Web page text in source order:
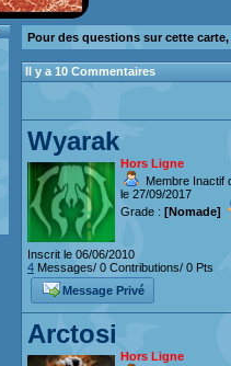
Pour des questions sur cette
Il y a 10 Commentaires
Wyarak
Hors Ligne
Membre Inactif
le 27/09/2017
Grade : [Nomade]
Inscrit le 06/06/2010
4 Messages/ 0 Contributions/ 0 Pts
Message Privé
Arctosi
Hors Ligne